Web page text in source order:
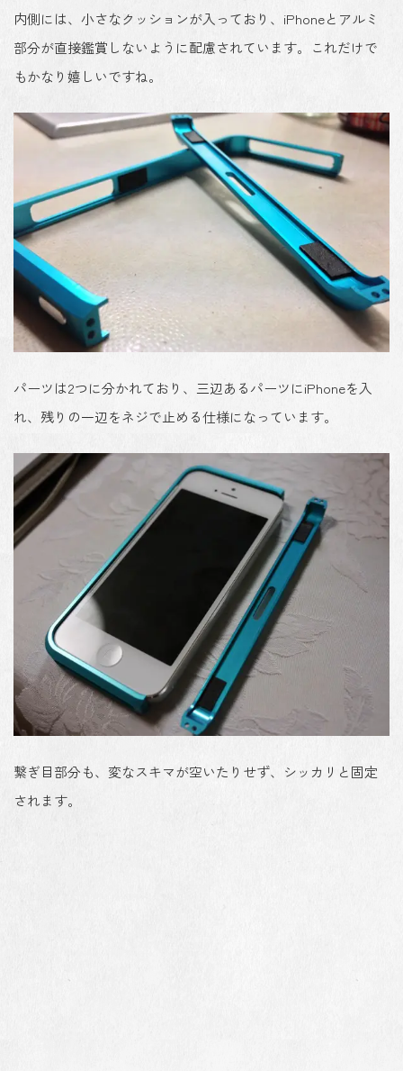
内側には、小さなクッションが入っており、iPhoneとアルミ
部分が直接鑑賞しないように配慮されています。これだけで
もかなり嬉しいですね。
パーツは2つに分かれており、三辺あるパーツにiPhoneを入
れ、残りの一辺をネジで止める仕様になっています。
繋ぎ目部分も、変なスキマが空いたりせず、シッカリと固定
されます。